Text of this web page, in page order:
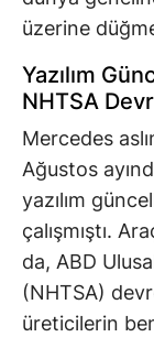
üzerine
Yazılım
NHTSA
Mercedes
Ağustos
yazılım
çalışmıştı.
da, ABD
(NHTSA)
üreticilerin